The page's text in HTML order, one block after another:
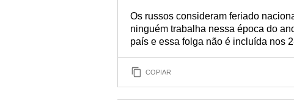
Os russos consideram feriado
ninguém trabalha nessa época do
país e essa folga não é incluída nos
COPIAR